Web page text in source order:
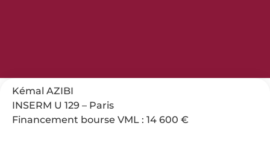
Kémal AZIBI
INSERM U 129 – Paris
Financement bourse VML : 14 600 €